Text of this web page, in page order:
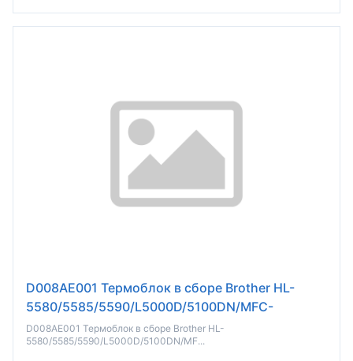
D008AE001 Термоблок в сборе Brother HL-
5580/5585/5590/L5000D/5100DN/MFC-
8530DN/8535DN/8540DN (о)
D008AE001 Термоблок в сборе Brother HL-
5580/5585/5590/L5000D/5100DN/MF...